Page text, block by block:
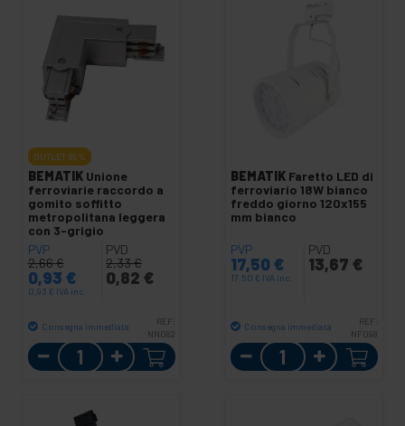
OUTLET 65%
BEMATIK Unione
ferroviarie raccordo a
gomito soffitto
metropolitana leggera
con 3-grigio
PVP
2,66€
0,93 €
0,93 € IVA inc.
PVD
2,33€
0,82 €
Consegna immediata
REF:
NN082
Quantità
BEMATIK Faretto LED di
ferroviario 18W bianco
freddo giorno 120x155
mm bianco
PVP
17,50 €
17,50 € IVA inc.
PVD
13,67 €
Consegna immediata
REF:
NF098
Quantità